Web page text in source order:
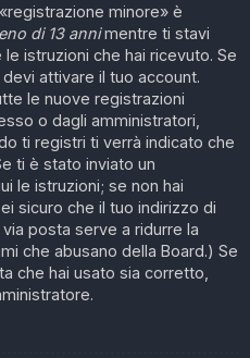
minore» è
di 13 annimentre ti stavi
istruzioni che hai ricevuto. Se
attivare il tuo account.
le nuove registrazioni
o dagli amministratori,
ti registri ti verrà indicato che
ti è stato inviato un
le istruzioni; se non hai
sicuro che il tuo indirizzo di
posta serve a ridurre la
che abusano della Board.) Se
che hai usato sia corretto,